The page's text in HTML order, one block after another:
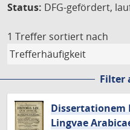
Status: DFG-gefördert,
1 Treffer sortiert nach
Filter
Dissertationem
Lingvae